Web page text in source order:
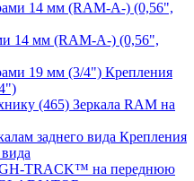
14 мм (RAM-A-) (0,56",
Крепления
Зеркала RAM на
Крепления